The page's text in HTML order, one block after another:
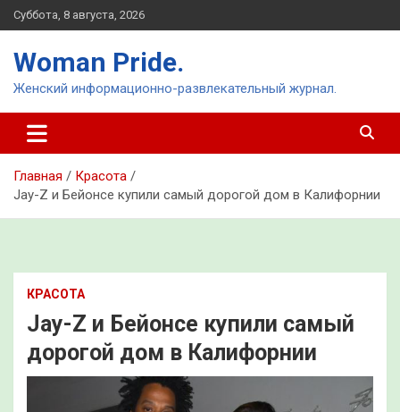
Перейти
к
Суббота, 8 августа, 2026
Woman Pride.
Женский информационно-развлекательный журнал.
Главная
Красота
Jay-Z и Бейонсе купили самый дорогой дом в Калифорнии
КРАСОТА
Jay-Z и Бейонсе купили самый
дорогой дом в Калифорнии